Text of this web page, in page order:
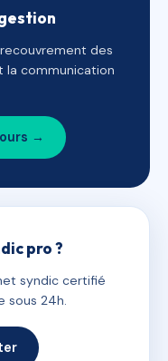
des
la communication
→
pro ?
syndic certifié
sous 24h.